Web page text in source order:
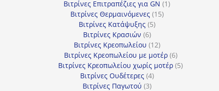
προϊόν
Βιτρίνες Επιτραπέζιες για GN 11
Βιτρίνες Θερμαινόμενες 1515
Βιτρίνες Κατάψυξης 55
Βιτρίνες Κρασιών 66
προϊόντα
Βιτρίνες Κρεοπωλείου 1212
προϊόντα
Βιτρίνες Κρεοπωλείου με μοτέρ 66
προϊόντα
Βιτρίνες Κρεοπωλείου χωρίς μοτέρ 55
Βιτρίνες Ουδέτερες 44
προϊόντα
Βιτρίνες Παγωτού 33